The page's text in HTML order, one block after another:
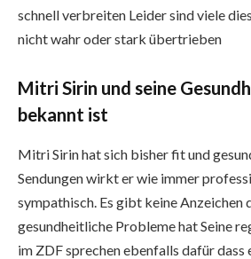
schnell verbreiten Leider sind viele
nicht wahr oder stark übertrieben
Mitri Sirin und seine
bekannt ist
Mitri Sirin hat sich bisher fit und
Sendungen wirkt er wie immer
sympathisch. Es gibt keine Anzeichen
gesundheitliche Probleme hat Seine
im ZDF sprechen ebenfalls dafür dass